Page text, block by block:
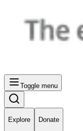
Toggle menu
Explore Donate